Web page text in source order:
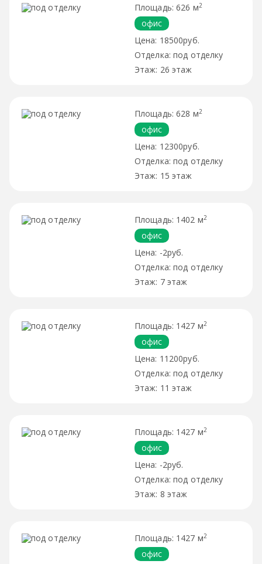
626 м2
офис
18500руб.
под отделку
26 этаж
628 м2
офис
12300руб.
под отделку
15 этаж
1402 м2
офис
-2руб.
под отделку
7 этаж
1427 м2
офис
11200руб.
под отделку
11 этаж
1427 м2
офис
-2руб.
под отделку
8 этаж
1427 м2
офис